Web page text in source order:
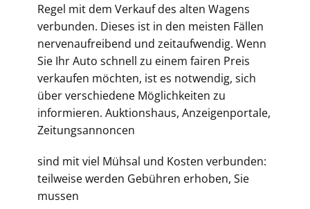
Regel mit dem Verkauf des alten Wagens
verbunden. Dieses ist in den meisten Fällen
nervenaufreibend und zeitaufwendig. Wenn
Sie Ihr Auto schnell zu einem fairen Preis
verkaufen möchten, ist es notwendig, sich
über verschiedene Möglichkeiten zu
informieren. Auktionshaus, Anzeigenportale,
Zeitungsannoncen
sind mit viel Mühsal und Kosten verbunden:
teilweise werden Gebühren erhoben, Sie
mussen